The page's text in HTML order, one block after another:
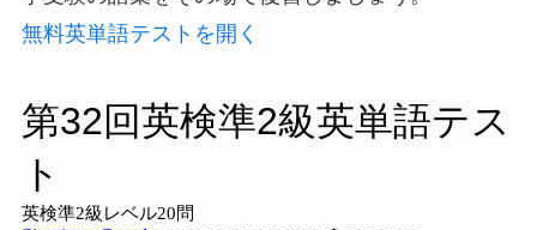
無料英単語テストを開く